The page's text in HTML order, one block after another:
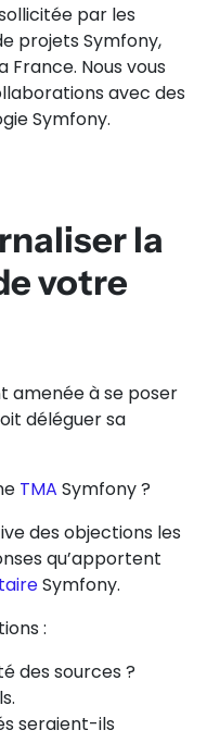
par les
projets Symfony,
Nous vous
avec des
Symfony.
la
votre
amenée à se poser
déléguer sa
TMA Symfony ?
des objections les
qu’apportent
Symfony.
:
des sources ?
seraient-ils